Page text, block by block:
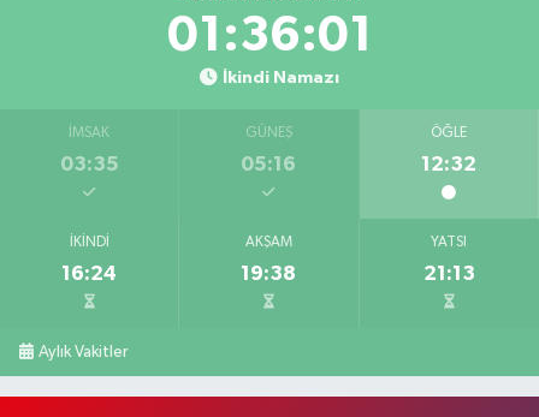
01:36:01
İkindi Namazı
İMSAK
03:35
GÜNEŞ
05:16
ÖĞLE
12:32
İKINDI
16:24
AKŞAM
19:38
YATSI
21:13
Aylık Vakitler